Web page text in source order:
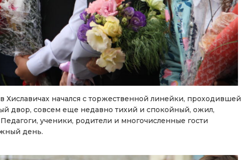
начался с торжественной линейки, проходившей
двор, совсем еще недавно тихий и спокойный, ожил,
ученики, родители и многочисленные гости
день.